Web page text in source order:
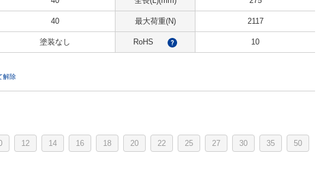
40 最大荷重(N) 2117
塗装なし RoHS 10
解除
12 14 16 18 20 22 25 27 30 35 50